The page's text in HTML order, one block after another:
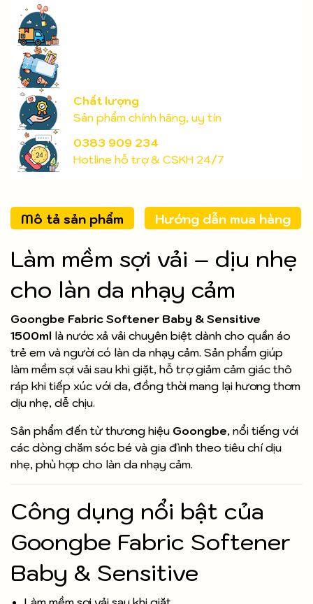
Chất lượng
Sản phẩm chính hãng, uy tín
0383 909 234
Hotline hỗ trợ & CSKH 24/7
Mô tả sản phẩm Hướng dẫn mua hàng
Làm mềm sợi vải – dịu nhẹ
cho làn da nhạy cảm
Goongbe Fabric Softener Baby & Sensitive
1500ml là nước xả vải chuyên biệt dành cho quần áo
trẻ em và người có làn da nhạy cảm. Sản phẩm giúp
làm mềm sợi vải sau khi giặt, hỗ trợ giảm cảm giác thô
ráp khi tiếp xúc với da, đồng thời mang lại hương thơm
dịu nhẹ, dễ chịu.
Sản phẩm đến từ thương hiệu Goongbe, nổi tiếng với
các dòng chăm sóc bé và gia đình theo tiêu chí dịu
nhẹ, phù hợp cho làn da nhạy cảm.
Công dụng nổi bật của
Goongbe Fabric Softener
Baby & Sensitive